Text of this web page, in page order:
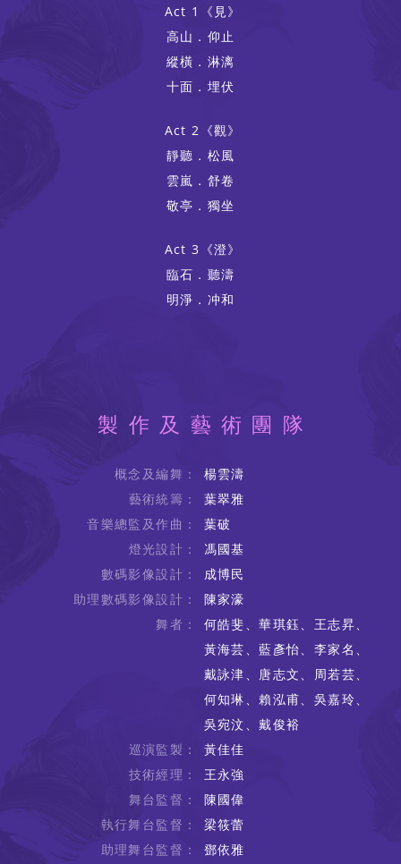
Act 1《見》
高山．仰止
縱橫．淋漓
十面．埋伏
Act 2《觀》
靜聽．松風
雲嵐．舒卷
敬亭．獨坐
Act 3《澄》
臨石．聽濤
明淨．冲和
製作及藝術團隊
概念及編舞：
楊雲濤
藝術統籌：
葉翠雅
音樂總監及作曲：
葉破
燈光設計：
馮國基
數碼影像設計：
成博民
助理數碼影像設計：
陳家濠
舞者：
何皓斐、華琪鈺、王志昇、
黃海芸、藍彥怡、李家名、
戴詠津、唐志文、周若芸、
何知琳、賴泓甫、吳嘉玲、
吳宛汶、戴俊裕
巡演監製：
黃佳佳
技術經理：
王永強
舞台監督：
陳國偉
執行舞台監督：
梁筱蕾
助理舞台監督：
鄧依雅